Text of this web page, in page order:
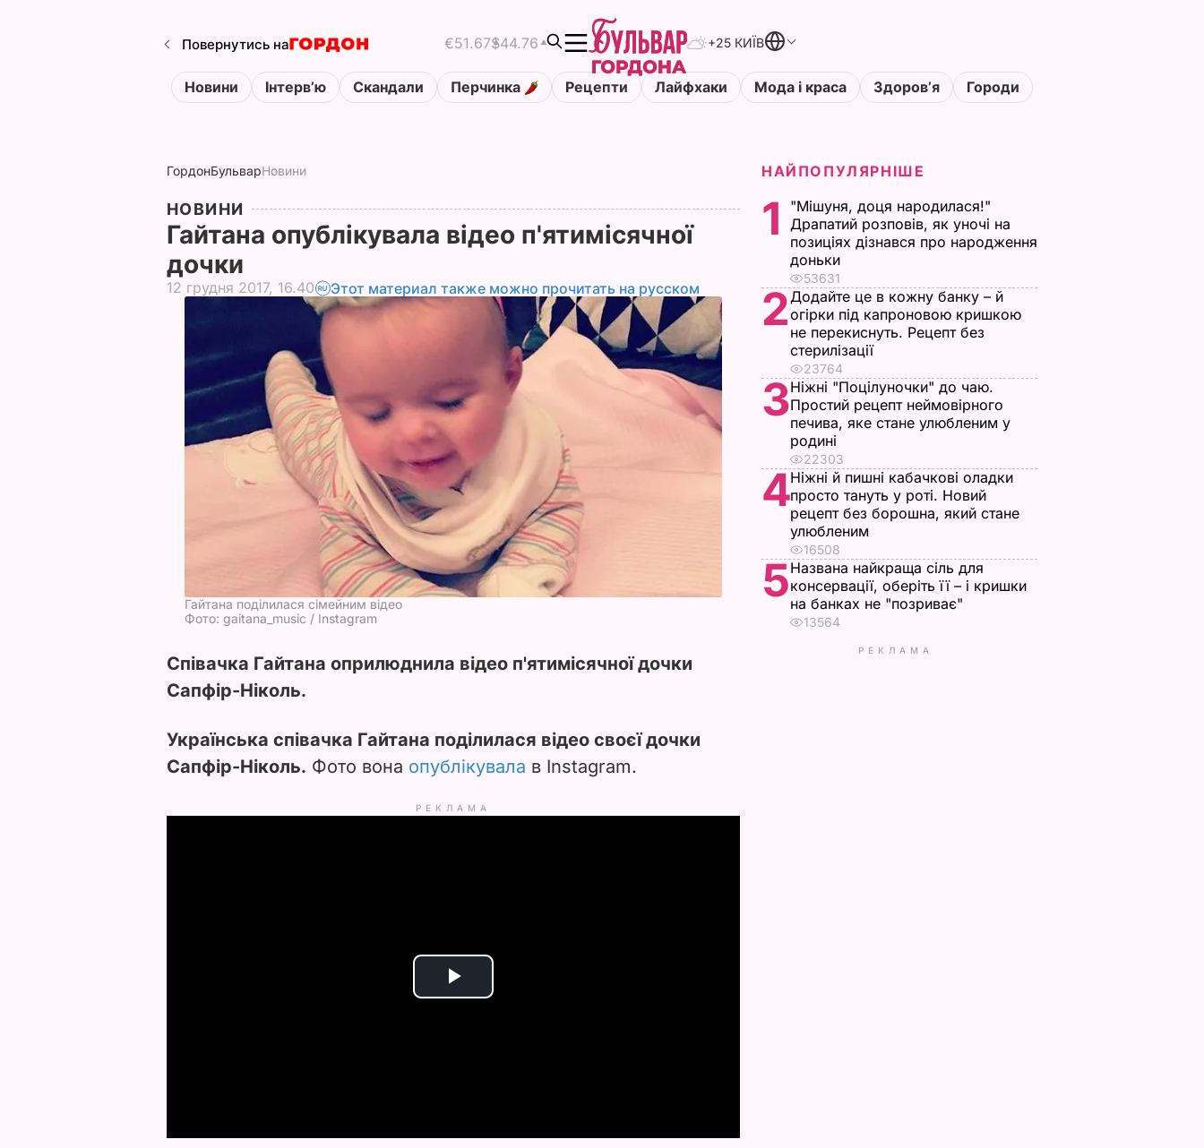
Повернутись на €51.67$44.76 +25 КИЇВ
Новини Інтервʼю Скандали Перчинка Рецепти Лайфхаки Мода і краса Здоровʼя Городи
ГордонБульварНовини
НОВИНИ
Гайтана опублікувала відео п'ятимісячної
дочки
12 грудня 2017, 16.40 Этот материал также можно прочитать на русском
Гайтана поділилася сімейним відео
Фото: gaitana_music / Instagram
Співачка Гайтана оприлюднила відео п'ятимісячної дочки
Сапфір-Ніколь.
Українська співачка Гайтана поділилася відео своєї дочки
Сапфір-Ніколь. Фото вона опублікувала в Instagram.
РЕКЛАМА
P
НАЙПОПУЛЯРНІШЕ
1
"Мішуня, доця народилася!"
Драпатий розповів, як уночі на
позиціях дізнався про народження
доньки
53631
2Додайте це в кожну банку – й
огірки під капроновою кришкою
не перекиснуть. Рецепт без
стерилізації
23764
3Ніжні "Поцілуночки" до чаю.
Простий рецепт неймовірного
печива, яке стане улюбленим у
родині
22303
4Ніжні й пишні кабачкові оладки
просто тануть у роті. Новий
рецепт без борошна, який стане
улюбленим
16508
5Названа найкраща сіль для
консервації, оберіть її – і кришки
на банках не "позриває"
13564
РЕКЛАМА